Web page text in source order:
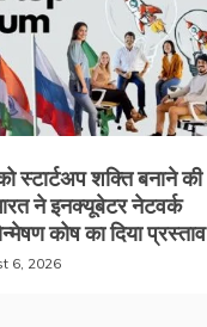
स्टार्टअप शक्ति बनाने की
ने इनक्यूबेटर नेटवर्क
कोष का दिया प्रस्ताव
6, 2026